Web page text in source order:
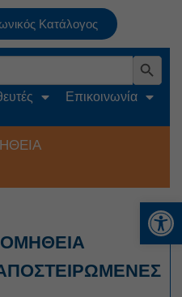
Κατάλογος
Search Button
Επικοινωνία